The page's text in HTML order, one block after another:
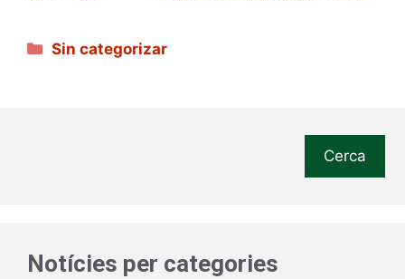
Categories
Sin categorizar
Cerca
Notícies per categories